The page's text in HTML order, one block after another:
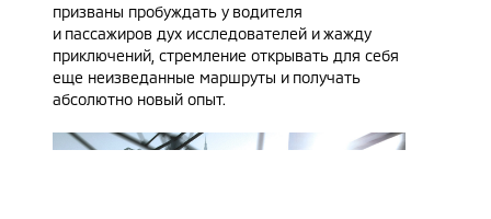
призваны пробуждать у водителя
и пассажиров дух исследователей и жажду
приключений, стремление открывать для себя
еще неизведанные маршруты и получать
абсолютно новый опыт.